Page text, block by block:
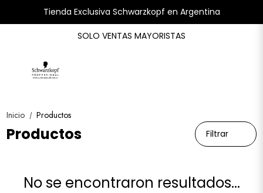
Tienda Exclusiva Schwarzkopf en Argentina
SOLO VENTAS MAYORISTAS
Inicio / Productos
Productos Filtrar
No se encontraron resultados...